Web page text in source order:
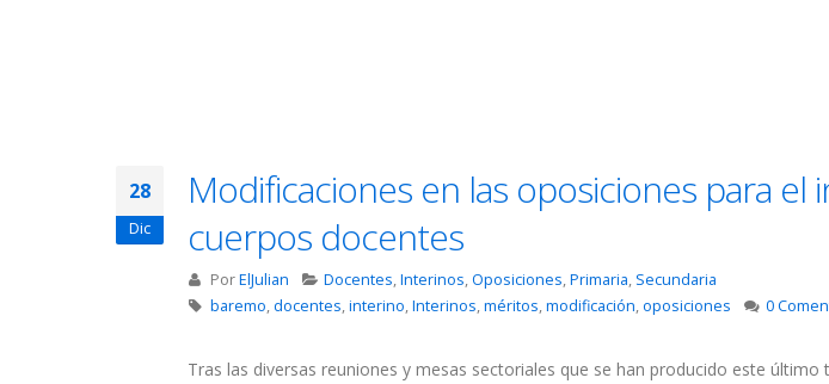
28
Dic
Modificaciones en las oposiciones para el
cuerpos docentes
PorElJulian Docentes,Interinos,Oposiciones,Primaria, Secundaria
baremo,docentes,interino,Interinos,méritos,modificación,oposiciones 0
Tras las diversas reuniones y mesas sectoriales que se han producido este